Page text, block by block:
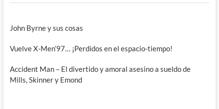
John Byrne y sus cosas
Vuelve X-Men’97… ¡Perdidos en el espacio-tiempo!
Accident Man – El divertido y amoral asesino a sueldo de
Mills, Skinner y Emond